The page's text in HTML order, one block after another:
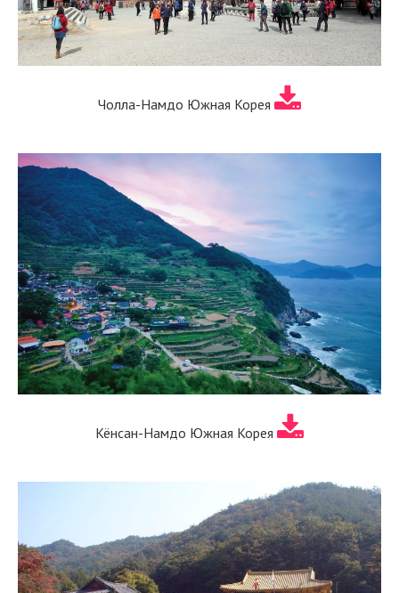
Чолла-Намдо Южная Корея
Кёнсан-Намдо Южная Корея